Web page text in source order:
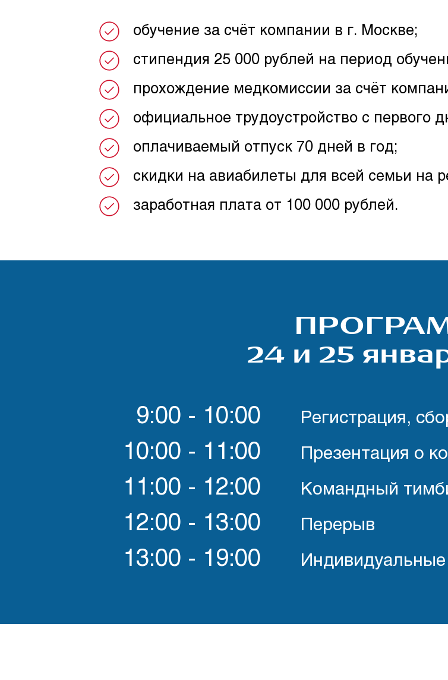
обучение за счёт компании в г. Москве;
стипендия 25 000 рублей на период
прохождение медкомиссии за счёт
официальное трудоустройство с первого
оплачиваемый отпуск 70 дней в год;
скидки на авиабилеты для всей семьи на
заработная плата от 100 000 рублей.
24 и 25
9:00 - 10:00 Регистрация,
10:00 - 11:00 Презентация о
11:00 - 12:00 Командный
12:00 - 13:00 Перерыв
13:00 - 19:00